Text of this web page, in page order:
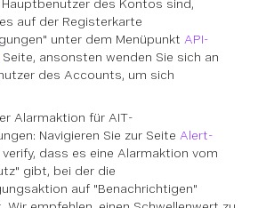
Hauptbenutzer des Kontos sind,
auf der Registerkarte
unter dem Menüpunkt API-
Seite, ansonsten wenden Sie sich an
des Accounts, um sich
Alarmaktion für AIT-
Navigieren Sie zur Seite Alert-
verify, dass es eine Alarmaktion vom
gibt, bei der die
auf "Benachrichtigen"